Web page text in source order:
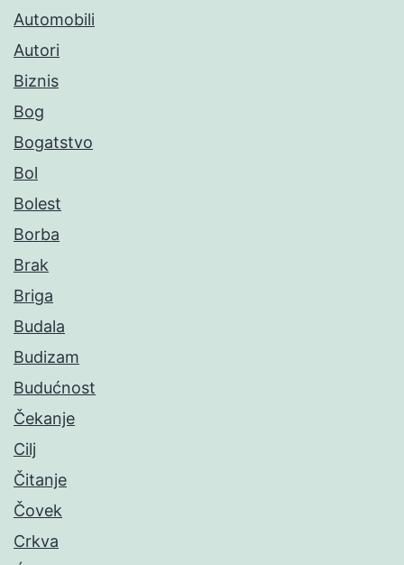
Automobili
Autori
Biznis
Bog
Bogatstvo
Bol
Bolest
Borba
Brak
Briga
Budala
Budizam
Budućnost
Čekanje
Cilj
Čitanje
Čovek
Crkva